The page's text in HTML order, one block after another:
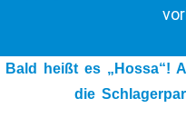
Bald heißt es „Hossa“!
die